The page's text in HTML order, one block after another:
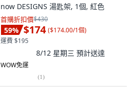
now DESIGNS 湯匙架, 1個, 紅色
首購折扣價$430
59% $174 ($174.00/1個)
運費 $195
8/12 星期三 預計送達
WOW免運
(1)